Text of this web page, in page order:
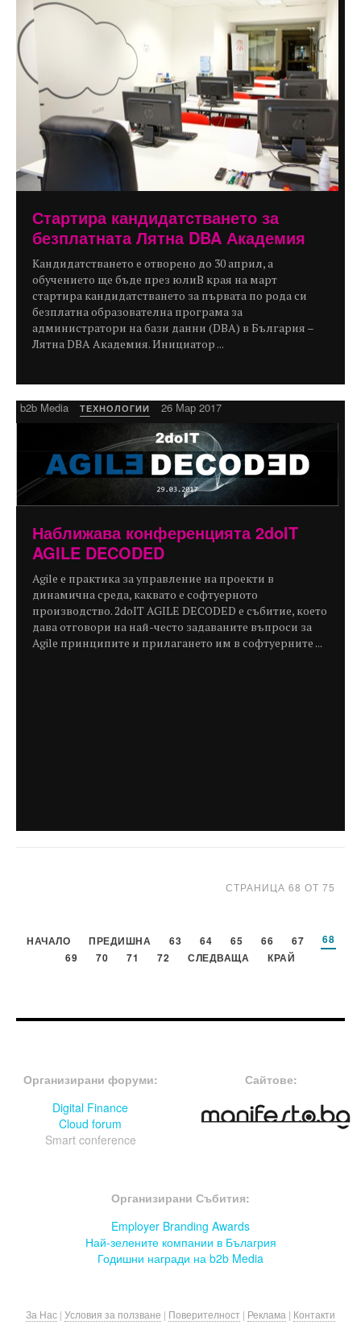
Стартира кандидатстването за
безплатната Лятна DBA Академия
Кандидатстването е отворено до 30 април, а
обучението ще бъде през юлиВ края на март
стартира кандидатстването за първата по рода си
безплатна образователна програма за
администратори на бази данни (DBA) в България –
Лятна DBA Академия. Инициатор ...
b2b Media ТЕХНОЛОГИИ 26 Мар 2017
Наближава конференцията 2doIT
AGILE DECODED
Agile е практика за управление на проекти в
динамична среда, каквато е софтуерното
производство. 2doIT AGILE DECODED е събитие, което
дава отговори на най-често задаваните въпроси за
Agile принципите и прилагането им в софтуерните ...
СТРАНИЦА 68 ОТ 75
НАЧАЛО ПРЕДИШНА 63 64 65 66 67
68
69
70 71 72 СЛЕДВАЩА КРАЙ
Организирани форуми:
Digital Finance
Cloud forum
Smart conference
Сайтове:
Организирани Събития:
Employer Branding Awards
Най-зелените компании в Бълагрия
Годишни награди на b2b Media
За Нас | Условия за ползване | Поверителност | Реклама | Контакти